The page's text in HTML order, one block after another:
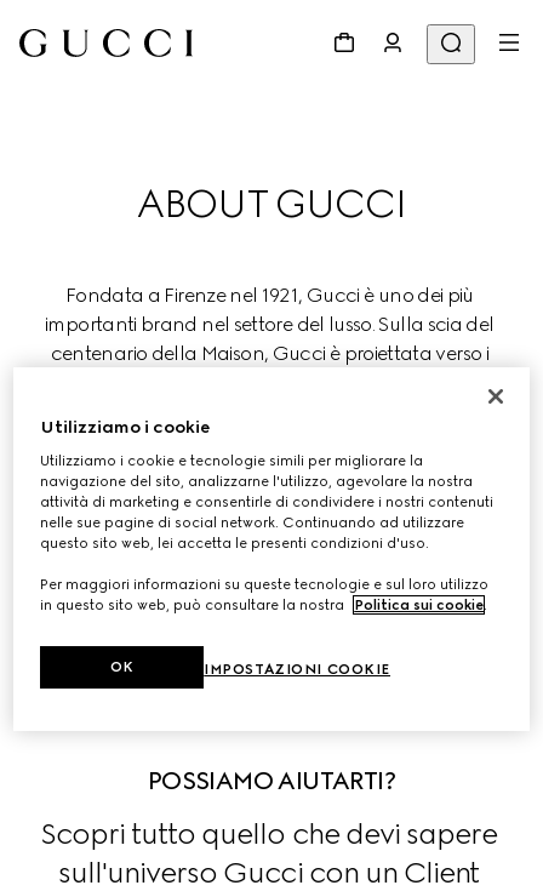
ABOUT GUCCI
Fondata a Firenze nel 1921, Gucci è uno dei più
importanti brand nel settore del lusso. Sulla scia del
centenario della Maison, Gucci è proiettata verso i
creatività, tradizione artigianale e innovazione.
Gucci fa parte del Gruppo Kering, che sostiene e
promuove lo sviluppo di alcuni tra i più importanti brand
nel settore moda, pelletteria, gioielli e occhiali.
Scopri di più su Stories.
POSSIAMO AIUTARTI?
Scopri tutto quello che devi sapere
sull'universo Gucci con un Client
Utilizziamo i cookie
Utilizziamo i cookie e tecnologie simili per migliorare la
navigazione del sito, analizzarne l'utilizzo, agevolare la nostra
attività di marketing e consentirle di condividere i nostri contenuti
nelle sue pagine di social network. Continuando ad utilizzare
questo sito web, lei accetta le presenti condizioni d'uso.
Per maggiori informazioni su queste tecnologie e sul loro utilizzo
in questo sito web, può consultare la nostra
Politica sui cookie.
IMPOSTAZIONI COOKIE
OK